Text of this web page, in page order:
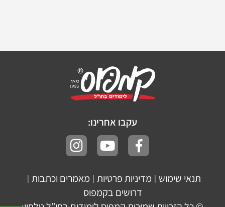
עקבו אחרינו:
תנאי שימוש | מדיניות פרטיות | מאמרים וכתבות |
דרושים בקמפוס